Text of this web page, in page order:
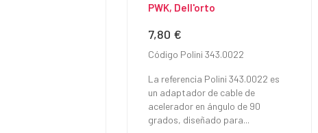
PWK, Dell'orto
Precio
7,80 €
Código Polini 343.0022
La referencia Polini 343.0022 es
un adaptador de cable de
acelerador en ángulo de 90
grados, diseñado para...